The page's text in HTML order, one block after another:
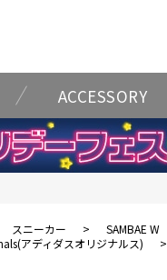
ACCESSORY
スニーカー >
SAMBAE W
アディダスオリジナルス) >